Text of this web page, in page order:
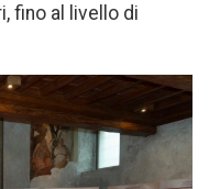
fino al livello di